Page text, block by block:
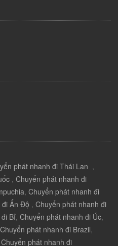
phát nhanh đi Thái Lan ,
, Chuyển phát nhanh đi
, Chuyển phát nhanh đi
Ấn Độ , Chuyển phát nhanh đi
Bỉ, Chuyển phát nhanh đi Úc,
Chuyển phát nhanh đi Brazil,
Chuyển phát nhanh đi